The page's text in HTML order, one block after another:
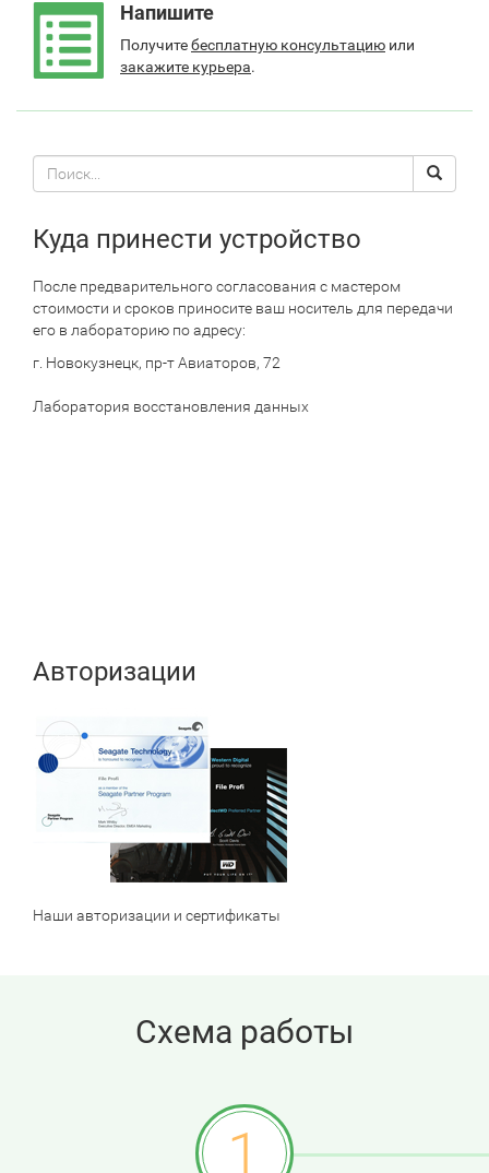
Напишите
Получитебесплатную консультацию или
закажите курьера.
Поиск
по
сайту
Search
Куда принести устройство
После предварительного согласования с мастером
стоимости и сроков приносите ваш носитель для передачи
его в лабораторию по адресу:
г. Новокузнецк, пр-т Авиаторов, 72
Лаборатория восстановления данных
Авторизации
Наши авторизации и сертификаты
Схема работы
1